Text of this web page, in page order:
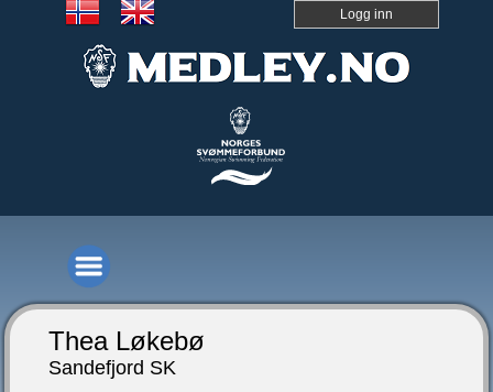
Logg inn
Thea Løkebø
Sandefjord SK